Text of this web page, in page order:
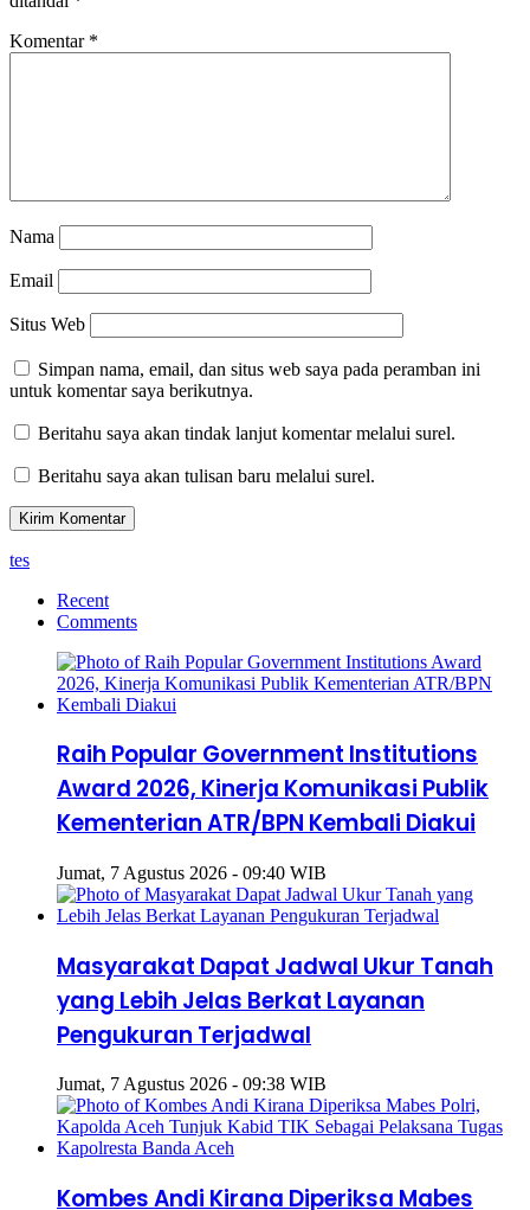
Komentar *
Nama
Email
Situs Web
Simpan nama, email, dan situs web saya pada peramban ini
untuk komentar saya berikutnya.
Beritahu saya akan tindak lanjut komentar melalui surel.
Beritahu saya akan tulisan baru melalui surel.
tes
Recent
Comments
Raih Popular Government Institutions
Award 2026, Kinerja Komunikasi Publik
Kementerian ATR/BPN Kembali Diakui
Jumat, 7 Agustus 2026 - 09:40 WIB
Masyarakat Dapat Jadwal Ukur Tanah
yang Lebih Jelas Berkat Layanan
Pengukuran Terjadwal
Jumat, 7 Agustus 2026 - 09:38 WIB
Kombes Andi Kirana Diperiksa Mabes